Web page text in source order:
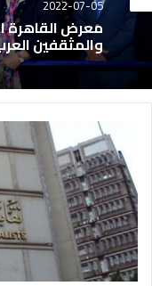
2022-07-05
معرض القاهرة
والمثقفين